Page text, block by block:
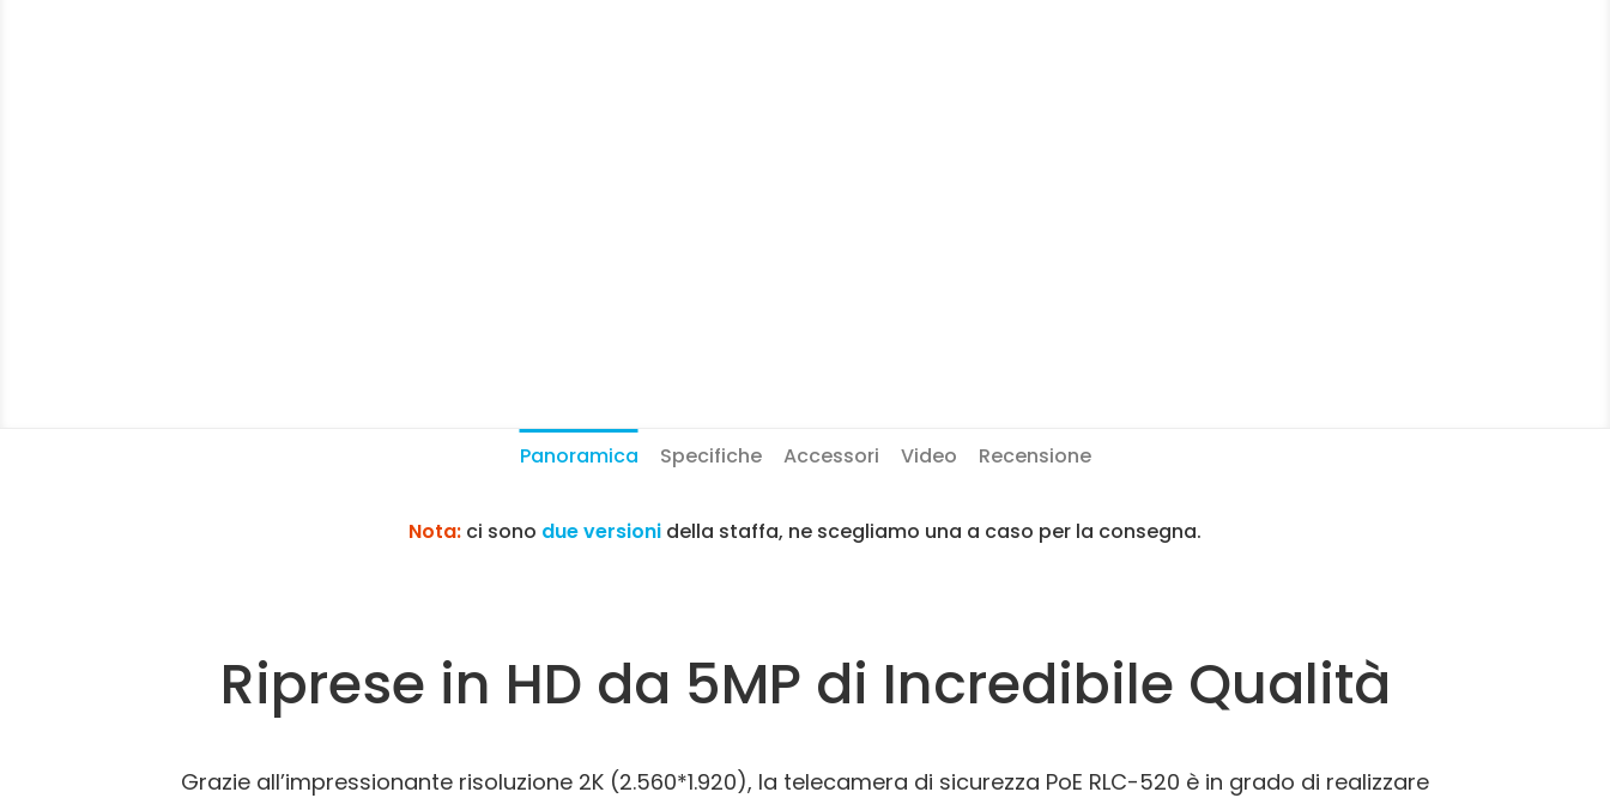
Panoramica Specifiche Accessori Video Recensione
Nota: ci sono due versioni della staffa, ne scegliamo una a caso per la consegna.
Riprese in HD da 5MP di Incredibile Qualità
Grazie all’impressionante risoluzione 2K (2.560*1.920), la telecamera di sicurezza PoE RLC-520 è in grado di realizzare